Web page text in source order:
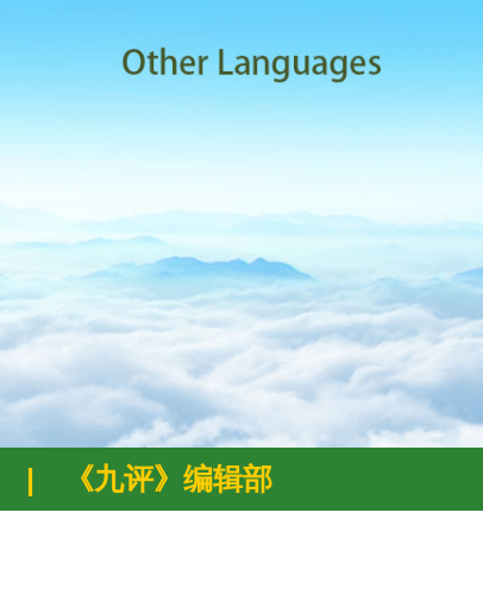
| 《九评》编辑部